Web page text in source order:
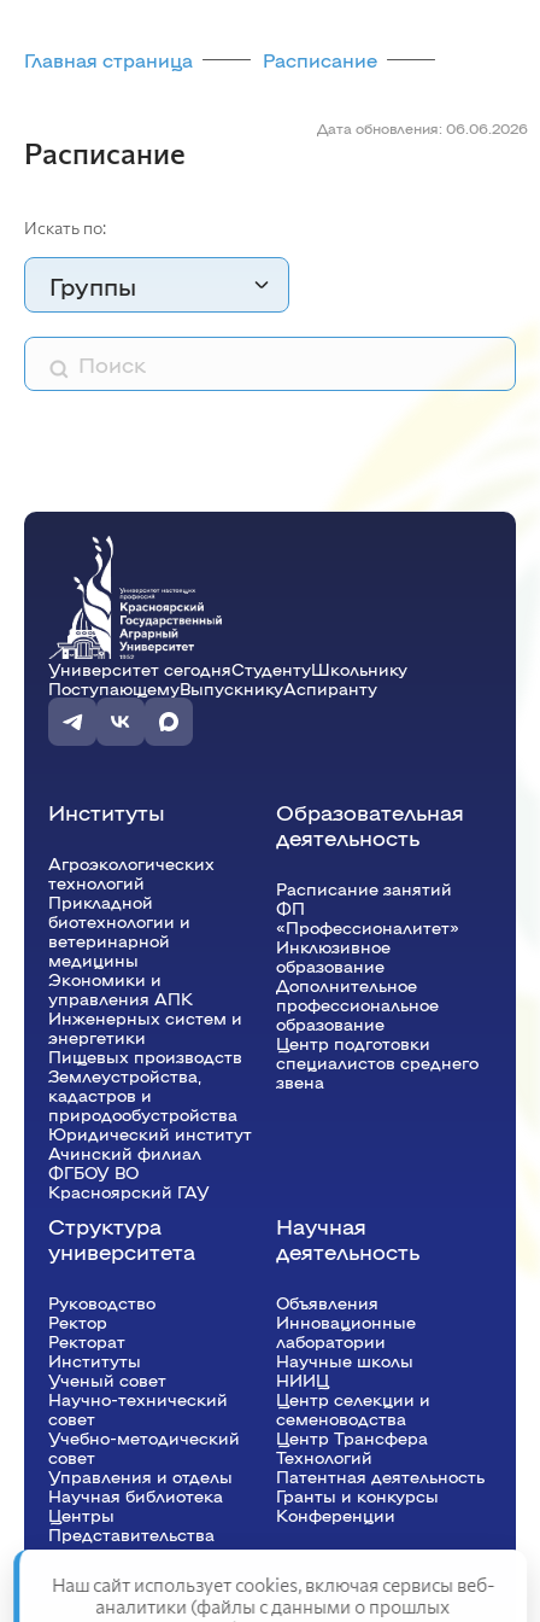
Главная страница Расписание
Дата обновления: 06.06.2026
Расписание
Искать по:
Группы
Университет сегодняСтудентуШкольнику
ПоступающемуВыпускникуАспиранту
Институты
Агроэкологических
технологий
Прикладной
биотехнологии и
ветеринарной
медицины
Экономики и
управления АПК
Инженерных систем и
энергетики
Пищевых производств
Землеустройства,
кадастров и
природообустройства
Юридический институт
Ачинский филиал
ФГБОУ ВО
Красноярский ГАУ
Образовательная
деятельность
Расписание занятий
ФП
«Профессионалитет»
Инклюзивное
образование
Дополнительное
профессиональное
образование
Центр подготовки
специалистов среднего
звена
Структура
университета
Руководство
Ректор
Рeкторат
Институты
Ученый совет
Научно-технический
совет
Учебно-методический
совет
Управления и отделы
Научная библиотека
Центры
Представительства
Научная
деятельность
Объявления
Инновационные
лаборатории
Научные школы
НИИЦ
Центр селекции и
семеноводства
Центр Трансфера
Технологий
Патентная деятельность
Гранты и конкурсы
Конференции
Наш сайт использует cookies, включая сервисы веб-
аналитики (файлы с данными о прошлых